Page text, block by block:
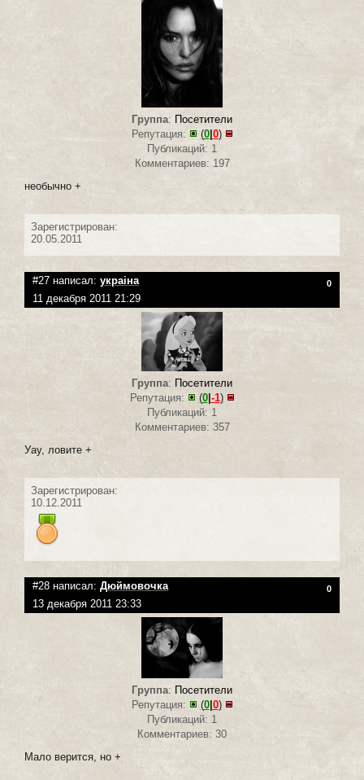
Группа: Посетители
Репутация:
(0| 0)
Публикаций: 1
Комментариев: 197
необычно +
Зарегистрирован:
20.05.2011
#27 написал: украiна 0
11 декабря 2011 21:29
Группа: Посетители
Репутация:
(0| -1)
Публикаций: 1
Комментариев: 357
Уау, ловите +
Зарегистрирован:
10.12.2011
#28 написал: Дюймовочка 0
13 декабря 2011 23:33
Группа: Посетители
Репутация:
(0| 0)
Публикаций: 1
Комментариев: 30
Мало верится, но +